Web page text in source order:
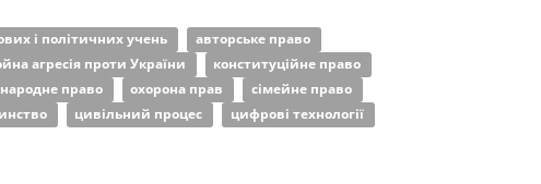
і політичних учень
авторське право
агресія проти України
конституційне право
право охорона прав
сімейне право
цивільний процес
цифрові технології